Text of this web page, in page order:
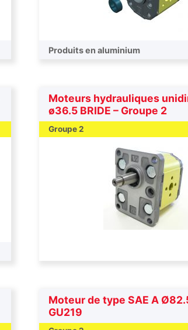
Produits en aluminium
Moteurs hydrauliques
ø36.5 BRIDE – Groupe 2
Groupe 2
Moteur de type SAE A
GU219